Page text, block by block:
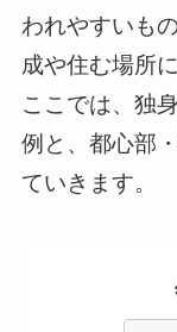
われやすいも
成や住む場所
ここでは、独
例と、都心部
ていきます。